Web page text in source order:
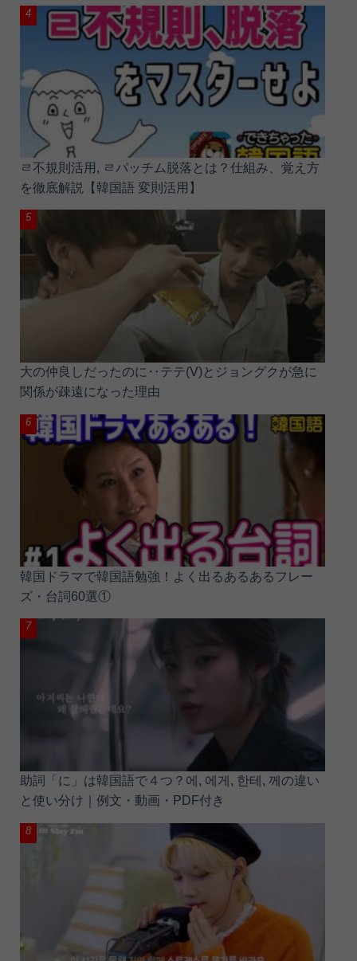
ㄹ不規則活用, ㄹパッチム脱落とは？仕組み、覚え方
を徹底解説【韓国語 変則活用】
大の仲良しだったのに‥テテ(V)とジョングクが急に
関係が疎遠になった理由
韓国ドラマで韓国語勉強！よく出るあるあるフレー
ズ・台詞60選①
助詞「に」は韓国語で４つ？에, 에게, 한테, 께の違い
と使い分け｜例文・動画・PDF付き